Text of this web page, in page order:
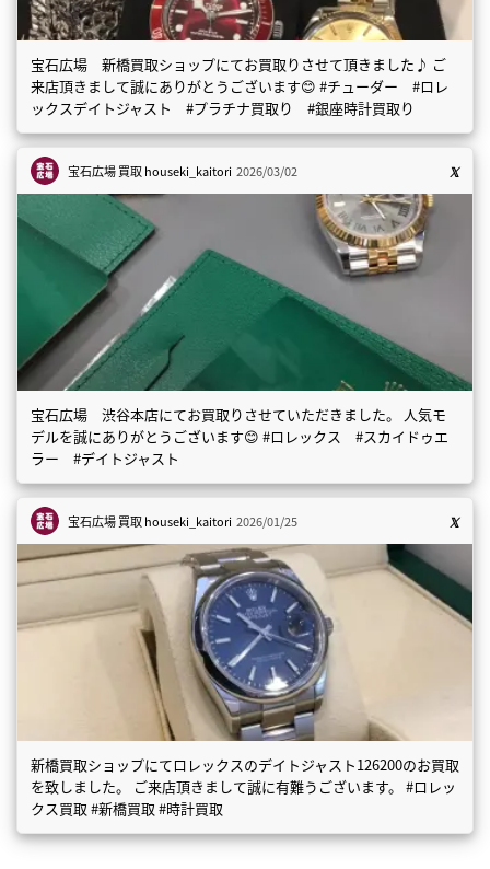
宝石広場 新橋買取ショップにてお買取りさせて頂きました♪ ご
来店頂きまして誠にありがとうございます😊 #チューダー #ロレ
ックスデイトジャスト #プラチナ買取り #銀座時計買取り
宝石広場 買取houseki_kaitori 2026/03/02
宝石広場 渋谷本店にてお買取りさせていただきました。 人気モ
デルを誠にありがとうございます😊 #ロレックス #スカイドゥエ
ラー #デイトジャスト
宝石広場 買取houseki_kaitori 2026/01/25
新橋買取ショップにてロレックスのデイトジャスト126200のお買取
を致しました。 ご来店頂きまして誠に有難うございます。 #ロレッ
クス買取 #新橋買取 #時計買取